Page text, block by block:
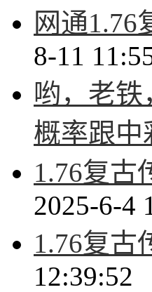
网通
8-11
哟，老铁
概率跟中
1.76复古
2025-6-4
1.76复古
12:39:52